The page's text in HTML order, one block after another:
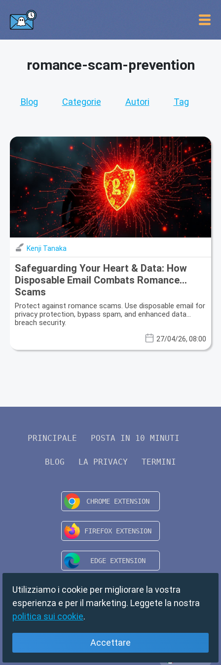
romance-scam-prevention
Blog Categorie Autori Tag
Kenji Tanaka
Safeguarding Your Heart & Data: How
Disposable Email Combats Romance
Scams
Protect against romance scams. Use disposable email for
privacy protection, bypass spam, and enhanced data
breach security.
27/04/26, 08:00
PRINCIPALE POSTA IN 10 MINUTI
BLOG LA PRIVACY TERMINI
Utilizziamo i cookie per migliorare la vostra
esperienza e per il marketing. Leggete la nostra
politica sui cookie.
Accettare